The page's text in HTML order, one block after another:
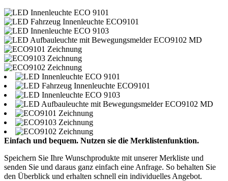
Einfach und bequem. Nutzen sie die Merklistenfunktion.
Speichern Sie Ihre Wunschprodukte mit unserer Merkliste und
senden Sie und daraus ganz einfach eine Anfrage. So behalten Sie
den Überblick und erhalten schnell ein individuelles Angebot.